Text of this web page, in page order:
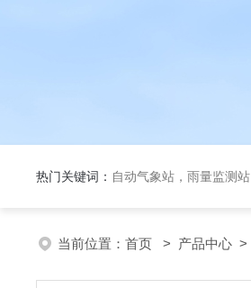
热门关键词： 自动气象站，雨量监测
当前位置： 首页 > 产品中心 >